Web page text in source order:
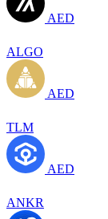
AED
ALGO
AED
TLM
AED
ANKR